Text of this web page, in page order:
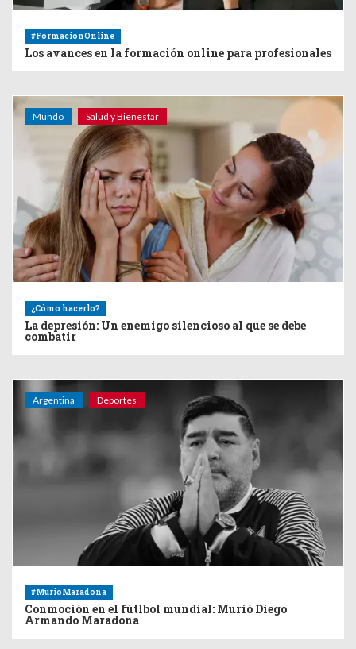
#FormacionOnline
Los avances en la formación online para profesionales
Mundo Salud y Bienestar
¿Cómo hacerlo?
La depresión: Un enemigo silencioso al que se debe
combatir
Argentina Deportes
#MurioMaradona
Conmoción en el fútlbol mundial: Murió Diego
Armando Maradona